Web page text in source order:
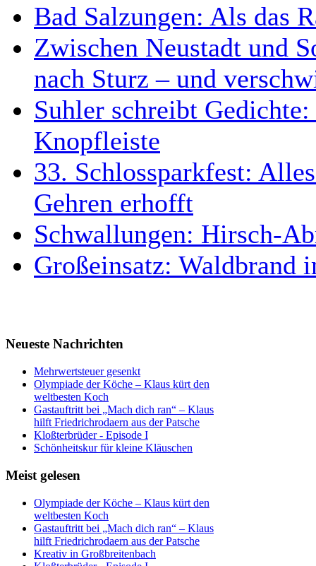
Bad Salzungen: Als das
Zwischen Neustadt und
nach Sturz – und
Suhler schreibt
Knopfleiste
33. Schlossparkfest:
Gehren erhofft
Schwallungen: Hirsch-
Großeinsatz: Waldbrand
Neueste Nachrichten
Mehrwertsteuer gesenkt
Olympiade der Köche – Klaus kürt den
weltbesten Koch
Gastauftritt bei „Mach dich ran“ – Klaus
hilft Friedrichrodaern aus der Patsche
Kloßterbrüder - Episode I
Schönheitskur für kleine Kläuschen
Meist gelesen
Olympiade der Köche – Klaus kürt den
weltbesten Koch
Gastauftritt bei „Mach dich ran“ – Klaus
hilft Friedrichrodaern aus der Patsche
Kreativ in Großbreitenbach